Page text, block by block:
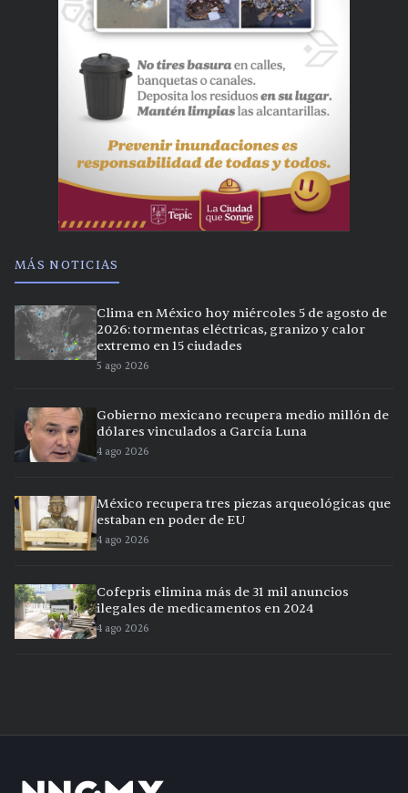
MÁS NOTICIAS
Clima en México hoy miércoles 5 de agosto de
2026: tormentas eléctricas, granizo y calor
extremo en 15 ciudades
5 ago 2026
Gobierno mexicano recupera medio millón de
dólares vinculados a García Luna
4 ago 2026
México recupera tres piezas arqueológicas que
estaban en poder de EU
4 ago 2026
Cofepris elimina más de 31 mil anuncios
ilegales de medicamentos en 2024
4 ago 2026